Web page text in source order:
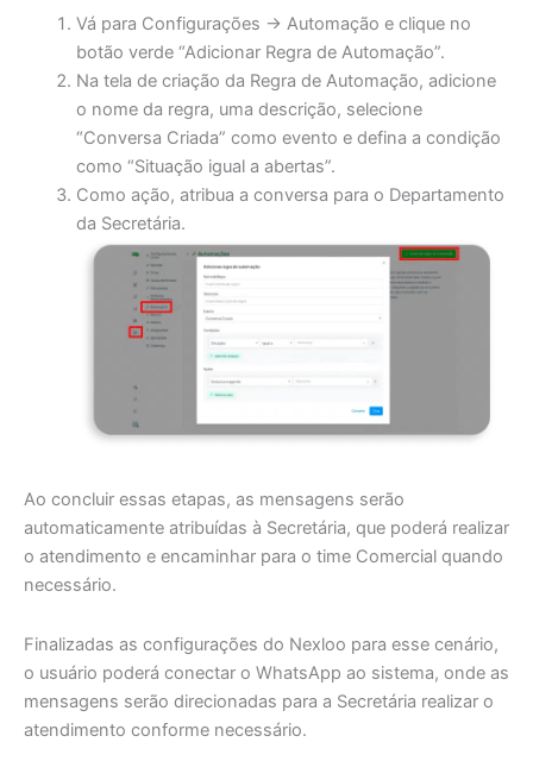
Vá para Configurações -> Automação e clique no
botão verde “Adicionar Regra de Automação”.
Na tela de criação da Regra de Automação, adicione
o nome da regra, uma descrição, selecione
“Conversa Criada” como evento e defina a condição
como “Situação igual a abertas”.
Como ação, atribua a conversa para o Departamento
da Secretária.
Ao concluir essas etapas, as mensagens serão
automaticamente atribuídas à Secretária, que poderá realizar
o atendimento e encaminhar para o time Comercial quando
necessário.
Finalizadas as configurações do Nexloo para esse cenário,
o usuário poderá conectar o WhatsApp ao sistema, onde as
mensagens serão direcionadas para a Secretária realizar o
atendimento conforme necessário.